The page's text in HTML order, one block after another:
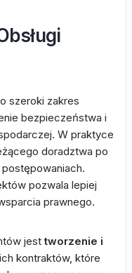
szeroki zakres
bezpieczeństwa i
W praktyce
doradztwa po
pozwala lepiej
prawnego.
jesttworzenie i
kontraktów, które